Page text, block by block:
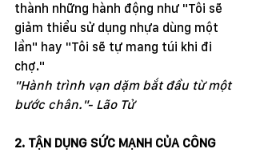
thành những hành động như "Tôi sẽ
giảm thiểu sử dụng nhựa dùng một
lần" hay "Tôi sẽ tự mang túi khi đi
chợ."
"Hành trình vạn dặm bắt đầu từ một
bước chân."- Lão Tử
2. TẬN DỤNG SỨC MẠNH CỦA CÔNG